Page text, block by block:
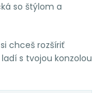
so štýlom a
chceš rozšíriť
s tvojou konzolou